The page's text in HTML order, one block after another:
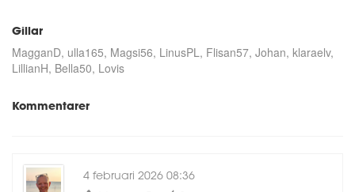
Gillar
MagganD ulla165 Magsi56 LinusPL Flisan57 Johan klaraelv
LillianH Bella50 Lovis
Kommentarer
4 februari 2026 08:36